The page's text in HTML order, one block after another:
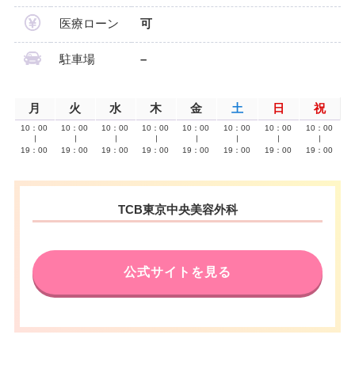
医療ローン 可
駐車場 –
月 火 水 木 金 土 日 祝
10：00
19：00
10：00
19：00
10：00
19：00
10：00
19：00
10：00
19：00
10：00
19：00
10：00
19：00
10：00
19：00
TCB東京中央美容外科
公式サイトを見る